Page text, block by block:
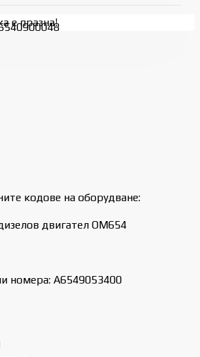
е празна!
кодове на оборудване:
двигател OM654
номера: A6549053400